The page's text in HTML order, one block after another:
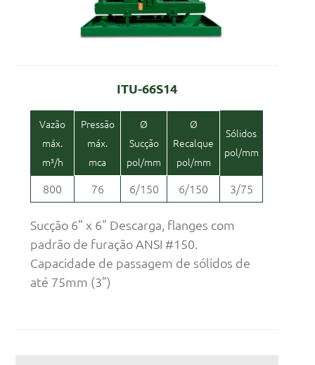
ITU-66S14
Vazão
máx.
m³/h
Pressão
máx.
mca
Ø
Sucção
pol/mm
Ø
Recalque
pol/mm
Sólidos
pol/mm
800 76 6/150 6/150 3/75
Sucção 6” x 6” Descarga, flanges com
padrão de furação ANSI #150.
Capacidade de passagem de sólidos de
até 75mm (3”)